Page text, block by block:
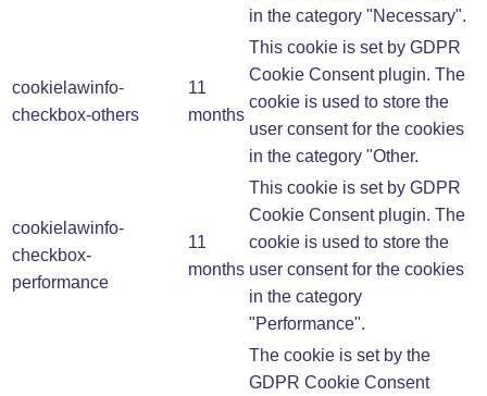
in the category "Necessary".
cookielawinfo-
checkbox-others
11
months
This cookie is set by GDPR
Cookie Consent plugin. The
cookie is used to store the
user consent for the cookies
in the category "Other.
cookielawinfo-
checkbox-
performance
11
months
This cookie is set by GDPR
Cookie Consent plugin. The
cookie is used to store the
user consent for the cookies
in the category
"Performance".
The cookie is set by the
GDPR Cookie Consent